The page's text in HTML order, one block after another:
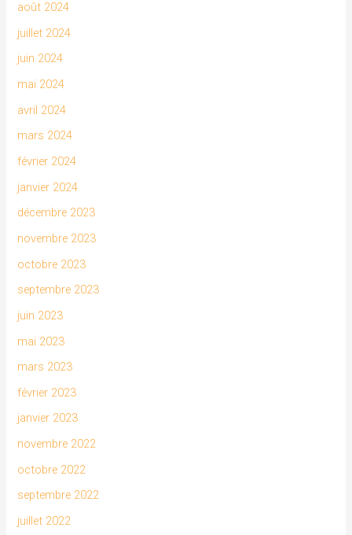
août 2024
juillet 2024
juin 2024
mai 2024
avril 2024
mars 2024
février 2024
janvier 2024
décembre 2023
novembre 2023
octobre 2023
septembre 2023
juin 2023
mai 2023
mars 2023
février 2023
janvier 2023
novembre 2022
octobre 2022
septembre 2022
juillet 2022